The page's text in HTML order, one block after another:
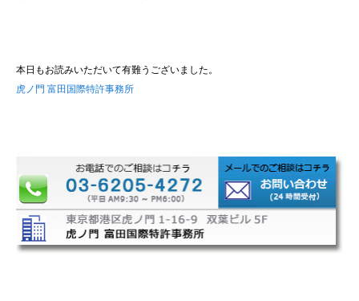
本日もお読みいただいて有難うございました。
虎ノ門 富田国際特許事務所